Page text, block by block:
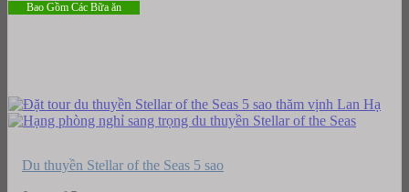
Bao Gồm Các Bữa ăn
Du thuyền Stellar of the Seas 5 sao